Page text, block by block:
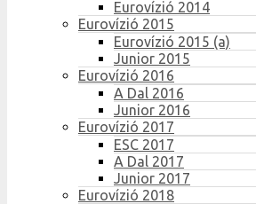
Eurovízió 2014
Eurovízió 2015
Eurovízió 2015 (a)
Junior 2015
Eurovízió 2016
A Dal 2016
Junior 2016
Eurovízió 2017
ESC 2017
A Dal 2017
Junior 2017
Eurovízió 2018